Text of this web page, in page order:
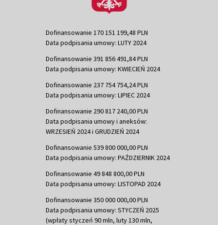
Dofinansowanie 170 151 199,48 PLN
Data podpisania umowy: LUTY 2024
Dofinansowanie 391 856 491,84 PLN
Data podpisania umowy: KWIECIEŃ 2024
Dofinansowanie 237 754 754,24 PLN
Data podpisania umowy: LIPIEC 2024
Dofinansowanie 290 817 240,00 PLN
Data podpisania umowy i aneksów:
WRZESIEŃ 2024 i GRUDZIEŃ 2024
Dofinansowanie 539 800 000,00 PLN
Data podpisania umowy: PAŹDZIERNIK 2024
Dofinansowanie 49 848 800,00 PLN
Data podpisania umowy: LISTOPAD 2024
Dofinansowanie 350 000 000,00 PLN
Data podpisania umowy: STYCZEŃ 2025
(wpłaty styczeń 90 mln, luty 130 mln,